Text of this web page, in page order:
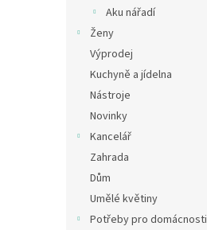
Aku nářadí
Ženy
Výprodej
Kuchyně a jídelna
Nástroje
Novinky
Kancelář
Zahrada
Dům
Umělé květiny
Potřeby pro domácnosti